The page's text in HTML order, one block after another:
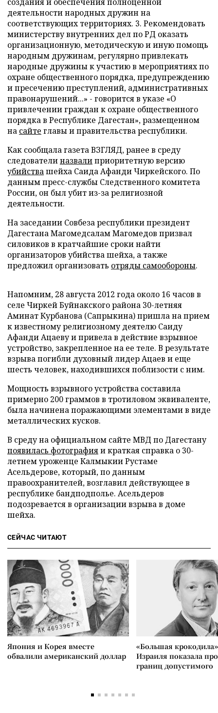
деятельности народных дружин на
соответствующих территориях. 3. Рекомендовать
министерству внутренних дел по РД оказать
организационную, методическую и иную помощь
народным дружинам, регулярно привлекать
народные дружины к участию в мероприятиях по
охране общественного порядка, предупреждению
и пресечению преступлений, административных
правонарушений...» - говорится в указе «О
привлечении граждан к охране общественного
порядка в Республике Дагестан», размещенном
на сайте главы и правительства республики.
Как сообщала газета ВЗГЛЯД, ранее в среду
следователиназвалиприоритетную версию
убийствашейха Саида Афанди Чиркейского. По
данным пресс-службы Следственного комитета
России, он был убит из-за религиозной
деятельности.
На заседании Совбеза республики президент
Дагестана Магомедсалам Магомедов призвал
силовиков в кратчайшие сроки найти
организаторов убийства шейха, а также
предложил организовать отряды самообороны.
Напомним, 28 августа 2012 года около 16 часов в
селе Чиркей Буйнакского района 30-летняя
Аминат Курбанова (Сапрыкина) пришла на прием
к известному религиозному деятелю Саиду
Афанди Ацаеву и привела в действие взрывное
устройство, закрепленное на ее теле. В результате
взрыва погибли духовный лидер Ацаев и еще
шесть человек, находившихся поблизости с ним.
Мощность взрывного устройства составила
примерно 200 граммов в тротиловом эквиваленте,
была начинена поражающими элементами в виде
металлических кусков.
В среду на официальном сайте МВД по Дагестану
появилась фотографияи краткая справка о 30-
летнем уроженце Калмыкии Рустаме
Асельдерове, который, по данным
правоохранителей, возглавил действующее в
республике бандподполье. Асельдеров
подозревается в организации взрыва в доме
шейха.
СЕЙЧАС ЧИТАЮТ
Япония и Корея вместе
обвалили американский доллар
«Большая
Израиля показала
границ допустимого